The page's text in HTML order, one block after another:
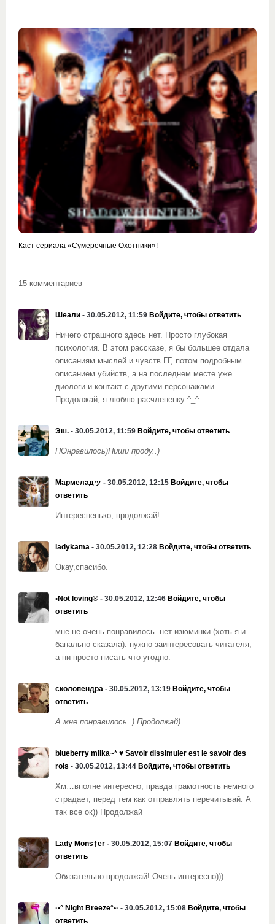
Каст сериала «Сумеречные Охотники»!
15 комментариев
Шеали - 30.05.2012, 11:59 Войдите, чтобы ответить
Ничего страшного здесь нет. Просто глубокая
психология. В этом рассказе, я бы большее отдала
описаниям мыслей и чувств ГГ, потом подробным
описанием убийств, а на последнем месте уже
диологи и контакт с другими персонажами.
Продолжай, я люблю расчлененку ^_^
Эш. - 30.05.2012, 11:59 Войдите, чтобы ответить
ПОнравилось)Пиши проду..)
Мармеладッ - 30.05.2012, 12:15 Войдите, чтобы
ответить
Интересненько, продолжай!
ladykama - 30.05.2012, 12:28 Войдите, чтобы ответить
Окау,спасибо.
•Not loving® - 30.05.2012, 12:46 Войдите, чтобы
ответить
мне не очень понравилось. нет изюминки (хоть я и
банально сказала). нужно заинтересовать читателя,
а ни просто писать что угодно.
сколопендра - 30.05.2012, 13:19 Войдите, чтобы
ответить
А мне понравилось..) Продолжай)
blueberry milka~* ♥ Savoir dissimuler est le savoir des
rois - 30.05.2012, 13:44 Войдите, чтобы ответить
Хм…вполне интересно, правда грамотность немного
страдает, перед тем как отправлять перечитывай. А
так все ок)) Продолжай
Lady Mons†er - 30.05.2012, 15:07 Войдите, чтобы
ответить
Обязательно продолжай! Очень интересно)))
·•° Night Breeze°•· - 30.05.2012, 15:08 Войдите, чтобы
ответить